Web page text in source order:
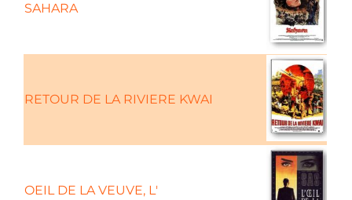
SAHARA
RETOUR DE LA RIVIERE KWAI
OEIL DE LA VEUVE, L'